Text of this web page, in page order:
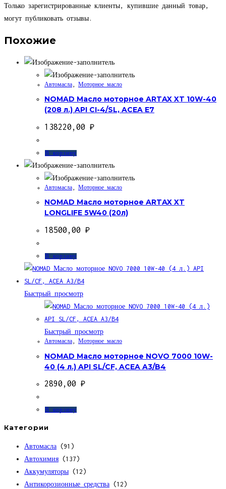
Только зарегистрированные клиенты, купившие данный товар,
могут публиковать отзывы.
Похожие
Автомасла Моторное масло
NOMAD Масло моторное ARTAX XT 10W-40
(208 л.) API CI-4/SL, ACEA E7
138220,00 ₽
В корзину
Автомасла Моторное масло
NOMAD Масло моторное ARTAX XT
LONGLIFE 5W40 (20л)
18500,00 ₽
В корзину
Быстрый просмотр
Быстрый просмотр
Автомасла Моторное масло
NOMAD Масло моторное NOVO 7000 10W-
40 (4 л.) API SL/CF, ACEA A3/B4
2890,00 ₽
В корзину
Категории
Автомасла (91)
Автохимия (137)
Аккумуляторы (12)
Антикорозионные средства (12)